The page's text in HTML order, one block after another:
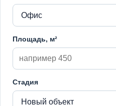
Площадь, м²
Стадия